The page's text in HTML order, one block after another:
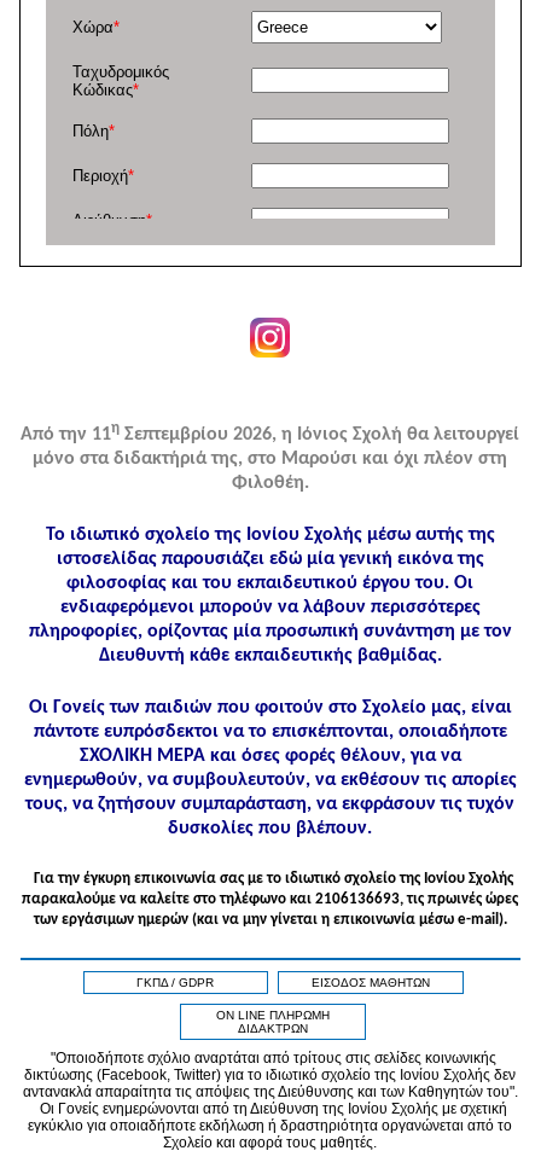
Από την 11η Σεπτεμβρίου 2026, η Ιόνιος Σχολή θα λειτουργεί
μόνο στα διδακτήριά της, στο Μαρούσι και όχι πλέον στη
Φιλοθέη.
Το ιδιωτικό σχολείο της Ιονίου Σχολής μέσω αυτής της
ιστοσελίδας παρουσιάζει εδώ μία γενική εικόνα της
φιλοσοφίας και του εκπαιδευτικού έργου του. Οι
ενδιαφερόμενοι μπορούν να λάβουν περισσότερες
πληροφορίες, ορίζοντας μία προσωπική συνάντηση με τον
Διευθυντή κάθε εκπαιδευτικής βαθμίδας.
Οι Γονείς των παιδιών που φοιτούν στο Σχολείο μας, είναι
πάντοτε ευπρόσδεκτοι να το επισκέπτονται, οποιαδήποτε
ΣΧΟΛΙΚΗ ΜΕΡΑ και όσες φορές θέλουν, για να
ενημερωθούν, να συμβουλευτούν, να εκθέσουν τις απορίες
τους, να ζητήσουν συμπαράσταση, να εκφράσουν τις τυχόν
δυσκολίες που βλέπουν.
Για την έγκυρη επικοινωνία σας με το ιδιωτικό σχολείο της Ιονίου Σχολής
παρακαλούμε να καλείτε στo τηλέφωνo και 2106136693, τις πρωινές ώρες
των εργάσιμων ημερών (και να μην γίνεται η επικοινωνία μέσω e-mail).
ΓΚΠΔ / GDPR ΕΙΣΟΔΟΣ ΜΑΘΗΤΩΝ
ON LINE ΠΛΗΡΩΜΗ
ΔΙΔΑΚΤΡΩΝ
"Οποιοδήποτε σχόλιο αναρτάται από τρίτους στις σελίδες κοινωνικής
δικτύωσης (Facebook, Twitter) για το ιδιωτικό σχολείο της Ιονίου Σχολής δεν
αντανακλά απαραίτητα τις απόψεις της Διεύθυνσης και των Καθηγητών του".
Οι Γονείς ενημερώνονται από τη Διεύθυνση της Ιονίου Σχολής με σχετική
εγκύκλιο για οποιαδήποτε εκδήλωση ή δραστηριότητα οργανώνεται από το
Σχολείο και αφορά τους μαθητές.